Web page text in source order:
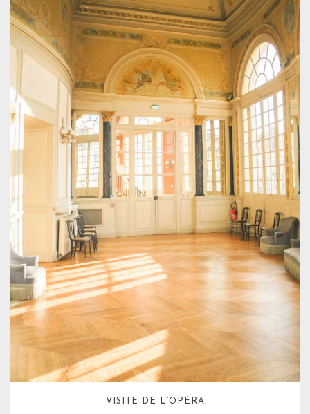
VISITE DE L’OPÉRA